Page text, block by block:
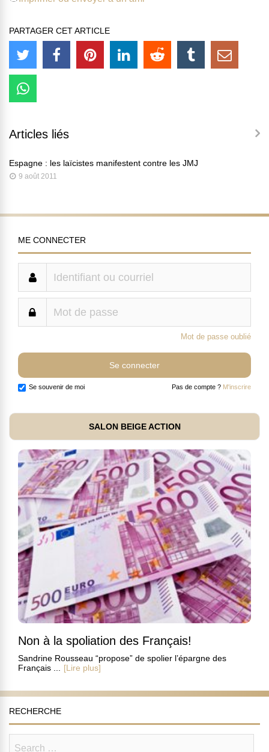
PARTAGER CET ARTICLE
Articles liés
Espagne : les laïcistes manifestent contre les JMJ
9 août 2011
ME CONNECTER
Mot de passe oublié
Se souvenir de moi Pas de compte ? M'inscrire
SALON BEIGE ACTION
Non à la spoliation des Français!
Sandrine Rousseau “propose” de spolier l’épargne des
Français ...
[Lire plus]
RECHERCHE